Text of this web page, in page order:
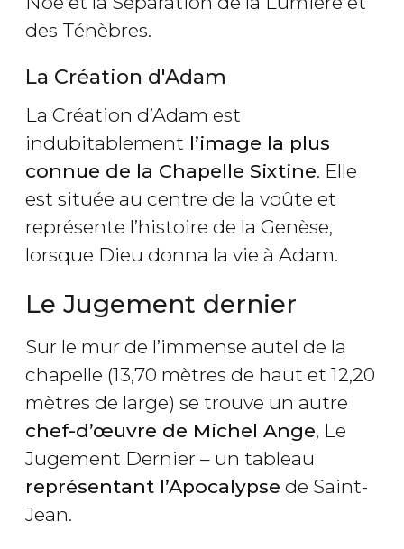
des Ténèbres.
La Création d'Adam
La Création d’Adam est
indubitablement l’image la plus
connue de la Chapelle Sixtine. Elle
est située au centre de la voûte et
représente l’histoire de la Genèse,
lorsque Dieu donna la vie à Adam.
Le Jugement dernier
Sur le mur de l’immense autel de la
chapelle (13,70 mètres de haut et 12,20
mètres de large) se trouve un autre
chef-d’œuvre de Michel Ange, Le
Jugement Dernier – un tableau
représentant l’Apocalypse de Saint-
Jean.